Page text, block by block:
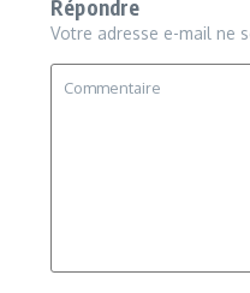
Répondre
Votre adresse e-mail ne